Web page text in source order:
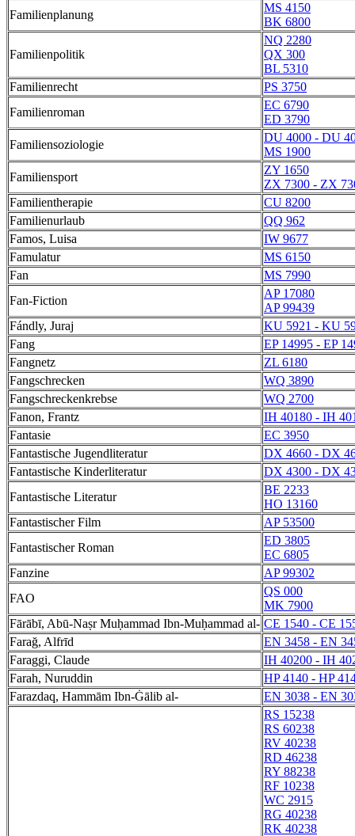
Familienplanung
MS 4150
BK 6800
Familienpolitik
NQ 2280
QX 300
BL 5310
Familienrecht
PS 3750
Familienroman
EC 6790
ED 3790
Familiensoziologie
DU 4000 - DU
MS 1900
Familiensport
ZY 1650
ZX 7300 - ZX
Familientherapie
CU 8200
Familienurlaub
QQ 962
Famos, Luisa
IW 9677
Famulatur
MS 6150
Fan
MS 7990
Fan-Fiction
AP 17080
AP 99439
Fándly, Juraj
KU 5921 - KU
Fang
EP 14995 - EP
Fangnetz
ZL 6180
Fangschrecken
WQ 3890
Fangschreckenkrebse
WQ 2700
Fanon, Frantz
IH 40180 - IH
Fantasie
EC 3950
Fantastische Jugendliteratur
DX 4660 - DX
Fantastische Kinderliteratur
DX 4300 - DX
Fantastische Literatur
BE 2233
HO 13160
Fantastischer Film
AP 53500
Fantastischer Roman
ED 3805
EC 6805
Fanzine
AP 99302
FAO
QS 000
MK 7900
Fārābī, Abū-Naṣr Muḥammad Ibn-Muḥammad al- CE 1540 - CE
Farağ, Alfrīd
EN 3458 - EN
Faraggi, Claude
IH 40200 - IH
Farah, Nuruddin
HP 4140 - HP
Farazdaq, Hammām Ibn-Ġālib al-
EN 3038 - EN
RS 15238
RS 60238
RV 40238
RD 46238
RY 88238
RF 10238
WC 2915
RG 40238
RK 40238